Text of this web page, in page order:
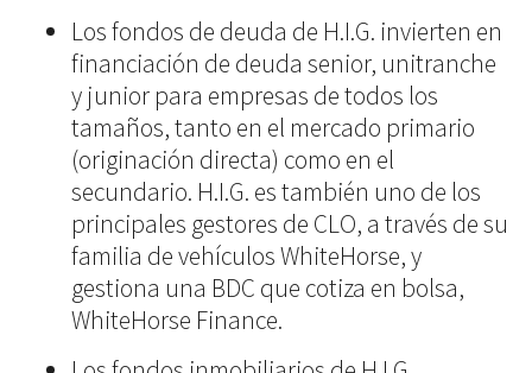
Los fondos de deuda de H.I.G. invierten en
financiación de deuda senior, unitranche
y junior para empresas de todos los
tamaños, tanto en el mercado primario
(originación directa) como en el
secundario. H.I.G. es también uno de los
principales gestores de CLO, a través de su
familia de vehículos WhiteHorse, y
gestiona una BDC que cotiza en bolsa,
WhiteHorse Finance.